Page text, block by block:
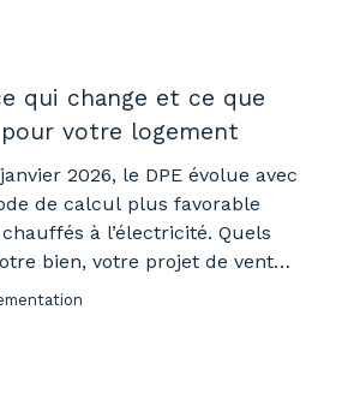
qui change et ce que
votre logement
2026, le DPE évolue avec
de calcul plus favorable
à l’électricité. Quels
bien, votre projet de vente
vous explique.